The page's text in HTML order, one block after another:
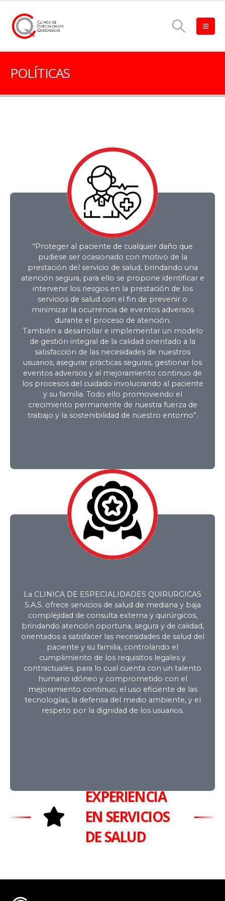
POLÍTICAS
“Proteger al paciente de cualquier daño que
pudiese ser ocasionado con motivo de la
prestación del servicio de salud, brindando una
atención segura, para ello se propone identificar e
intervenir los riesgos en la prestación de los
servicios de salud con el fin de prevenir o
minimizar la ocurrencia de eventos adversos
durante el proceso de atención.
También a desarrollar e implementar un modelo
de gestión integral de la calidad orientado a la
satisfacción de las necesidades de nuestros
usuarios, asegurar prácticas seguras, gestionar los
eventos adversos y al mejoramiento continuo de
los procesos del cuidado involucrando al paciente
y su familia. Todo ello promoviendo el
crecimiento permanente de nuestra fuerza de
trabajo y la sostenibilidad de nuestro entorno”.
POLÍTICA DE
SEGURIDAD DEL
PACIENTE
La CLINICA DE ESPECIALIDADES QUIRURGICAS
S.A.S. ofrece servicios de salud de mediana y baja
complejidad de consulta externa y quirúrgicos,
brindando atención oportuna, segura y de calidad,
orientados a satisfacer las necesidades de salud del
paciente y su familia, controlando el
cumplimiento de los requisitos legales y
contractuales; para lo cual cuenta con un talento
humano idóneo y comprometido con el
mejoramiento continuo, el uso eficiente de las
tecnologías, la defensa del medio ambiente, y el
respeto por la dignidad de los usuarios.
PÓLITICA DE
CALIDAD DE
NUESTRA
INSTITUCIÓN
EXPERIENCIA
EN SERVICIOS
DE SALUD